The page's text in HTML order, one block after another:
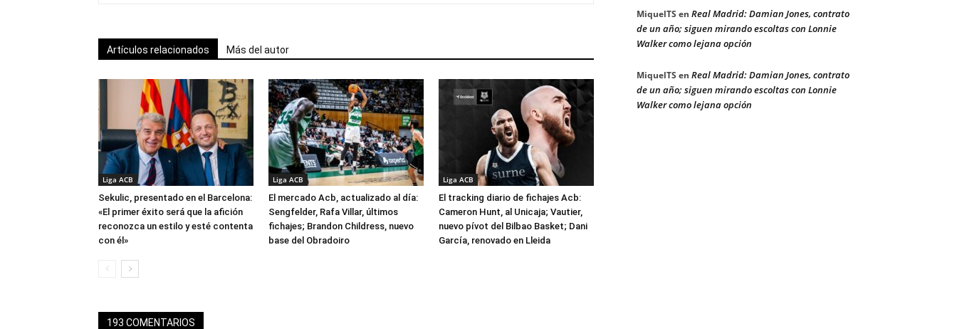
Artículos relacionados Más del autor
Liga ACB
Sekulic, presentado en el Barcelona:
«El primer éxito será que la afición
reconozca un estilo y esté contenta
con él»
Liga ACB
El mercado Acb, actualizado al día:
Sengfelder, Rafa Villar, últimos
fichajes; Brandon Childress, nuevo
base del Obradoiro
Liga ACB
El tracking diario de fichajes Acb:
Cameron Hunt, al Unicaja; Vautier,
nuevo pívot del Bilbao Basket; Dani
García, renovado en Lleida
193 COMENTARIOS
MiquelTS en Real Madrid: Damian Jones, contrato
de un año; siguen mirando escoltas con Lonnie
Walker como lejana opción
MiquelTS en Real Madrid: Damian Jones, contrato
de un año; siguen mirando escoltas con Lonnie
Walker como lejana opción